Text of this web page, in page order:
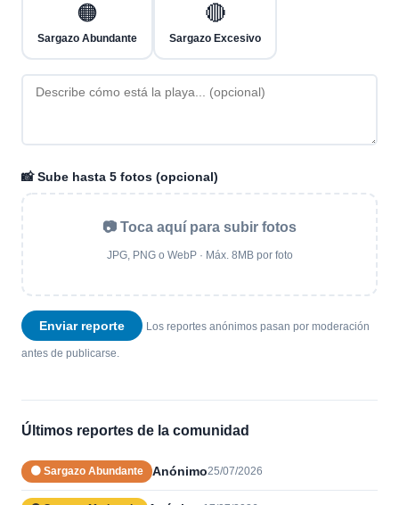
🟠
Sargazo Abundante
🔴
Sargazo Excesivo
📸 Sube hasta 5 fotos (opcional)
📷 Toca aquí para subir fotos
JPG, PNG o WebP · Máx. 8MB por foto
Enviar reporte Los reportes anónimos pasan por moderación
antes de publicarse.
Últimos reportes de la comunidad
🟠 Sargazo Abundante Anónimo25/07/2026